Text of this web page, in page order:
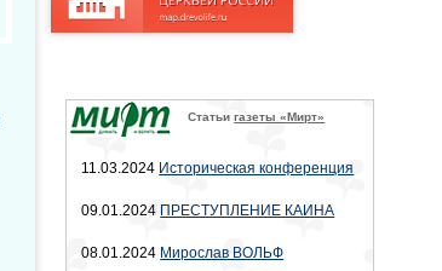
Статьигазеты «Мирт»
11.03.2024 Историческая конференция
09.01.2024 ПРЕСТУПЛЕНИЕ КАИНА
08.01.2024 Мирослав ВОЛЬФ